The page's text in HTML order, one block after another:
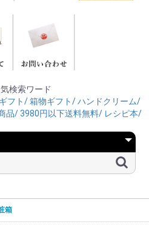
検索ワード
フト/箱物ギフト/ハンドクリーム/
品/3980円以下送料無料/ レシピ本/
箱